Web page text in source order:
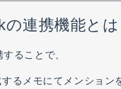
の連携機能とは
ることで、
るメモにてメンション